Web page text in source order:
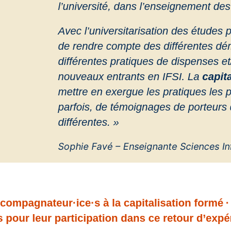
l’université, dans l’enseignement
Avec l’universitarisation des études
de rendre compte des différentes
différentes pratiques de dispenses
nouveaux entrants en IFSI. La
mettre en exergue les pratiques les
parfois, de témoignages de
différentes. »
Sophie Favé – Enseignante Sciences
à la capitalisation formé ·
pour leur participation dans ce retour